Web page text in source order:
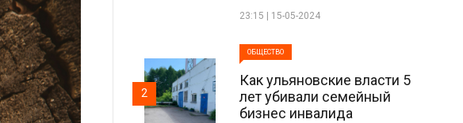
23:15 | 15-05-2024
ОБЩЕСТВО
Как ульяновские власти 5
лет убивали семейный
бизнес инвалида
2